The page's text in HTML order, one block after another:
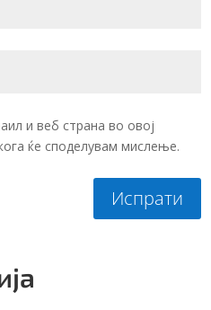
и веб страна во овој
ќе споделувам мислење.
Испрати